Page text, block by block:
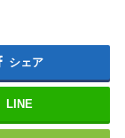
シェア
LINE